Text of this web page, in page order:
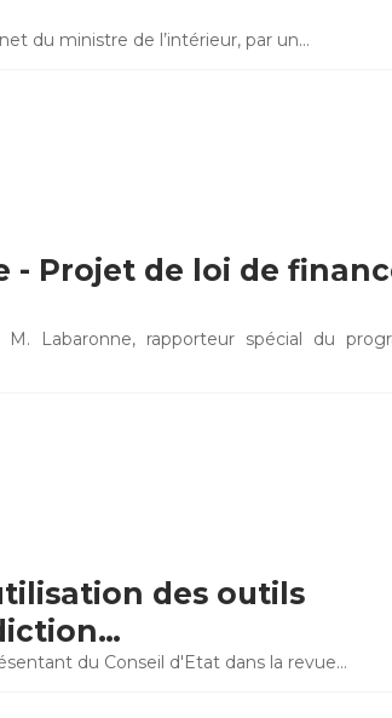
du ministre de l’intérieur, par un…
Projet de loi de
Labaronne, rapporteur spécial du
des outils
du Conseil d'Etat dans la revue…